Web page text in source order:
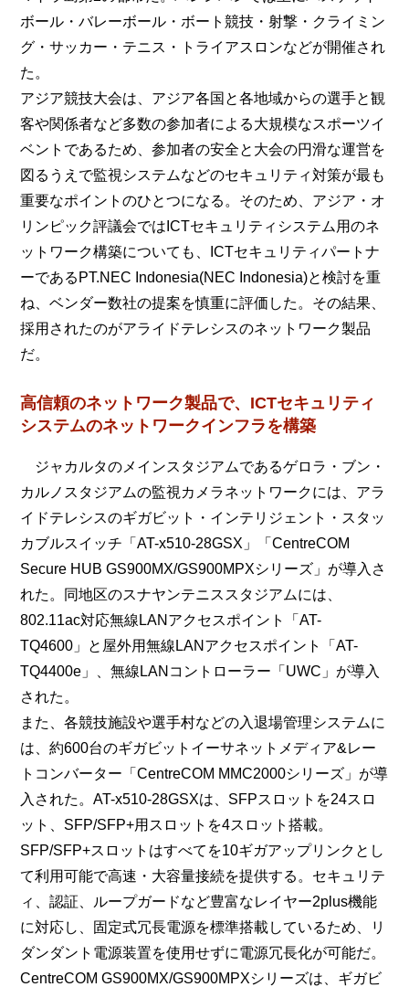
ボール・バレーボール・ボート競技・射撃・クライミン
グ・サッカー・テニス・トライアスロンなどが開催され
た。
アジア競技大会は、アジア各国と各地域からの選手と観
客や関係者など多数の参加者による大規模なスポーツイ
ベントであるため、参加者の安全と大会の円滑な運営を
図るうえで監視システムなどのセキュリティ対策が最も
重要なポイントのひとつになる。そのため、アジア・オ
リンピック評議会ではICTセキュリティシステム用のネ
ットワーク構築についても、ICTセキュリティパートナ
ーであるPT.NEC Indonesia(NEC Indonesia)と検討を重
ね、ベンダー数社の提案を慎重に評価した。その結果、
採用されたのがアライドテレシスのネットワーク製品
だ。
高信頼のネットワーク製品で、ICTセキュリティ
システムのネットワークインフラを構築
ジャカルタのメインスタジアムであるゲロラ・ブン・
カルノスタジアムの監視カメラネットワークには、アラ
イドテレシスのギガビット・インテリジェント・スタッ
カブルスイッチ「AT-x510-28GSX」「CentreCOM
Secure HUB GS900MX/GS900MPXシリーズ」が導入さ
れた。同地区のスナヤンテニススタジアムには、
802.11ac対応無線LANアクセスポイント「AT-
TQ4600」と屋外用無線LANアクセスポイント「AT-
TQ4400e」、無線LANコントローラー「UWC」が導入
された。
また、各競技施設や選手村などの入退場管理システムに
は、約600台のギガビットイーサネットメディア&レー
トコンバーター「CentreCOM MMC2000シリーズ」が導
入された。AT-x510-28GSXは、SFPスロットを24スロ
ット、SFP/SFP+用スロットを4スロット搭載。
SFP/SFP+スロットはすべてを10ギガアップリンクとし
て利用可能で高速・大容量接続を提供する。セキュリテ
ィ、認証、ループガードなど豊富なレイヤー2plus機能
に対応し、固定式冗長電源を標準搭載しているため、リ
ダンダント電源装置を使用せずに電源冗長化が可能だ。
CentreCOM GS900MX/GS900MPXシリーズは、ギガビ